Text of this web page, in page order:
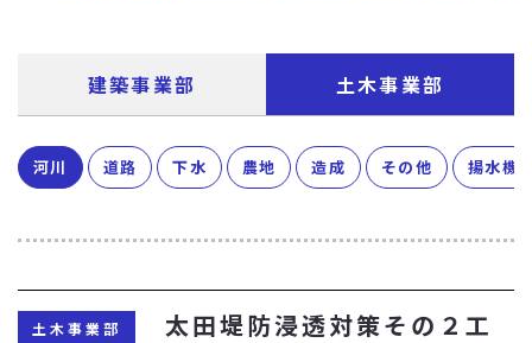
建築事業部 土木事業部
河川 道路 下水 農地 造成 その他 揚水機
土木事業部
太田堤防浸透対策その２工